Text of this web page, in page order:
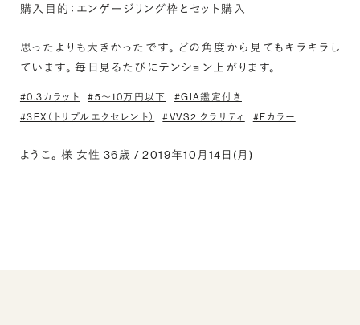
購入目的：エンゲージリング枠とセット購入
思ったよりも大きかったです。 どの角度から見てもキラキラし
ています。 毎日見るたびにテンション上がります。
#0.3カラット #5〜10万円以下
#GIA鑑定付き
#3EX（トリプルエクセレント）
#VVS2 クラリティ #Fカラー
ようこ。 様 女性 36歳 / 2019年10月14日(月)